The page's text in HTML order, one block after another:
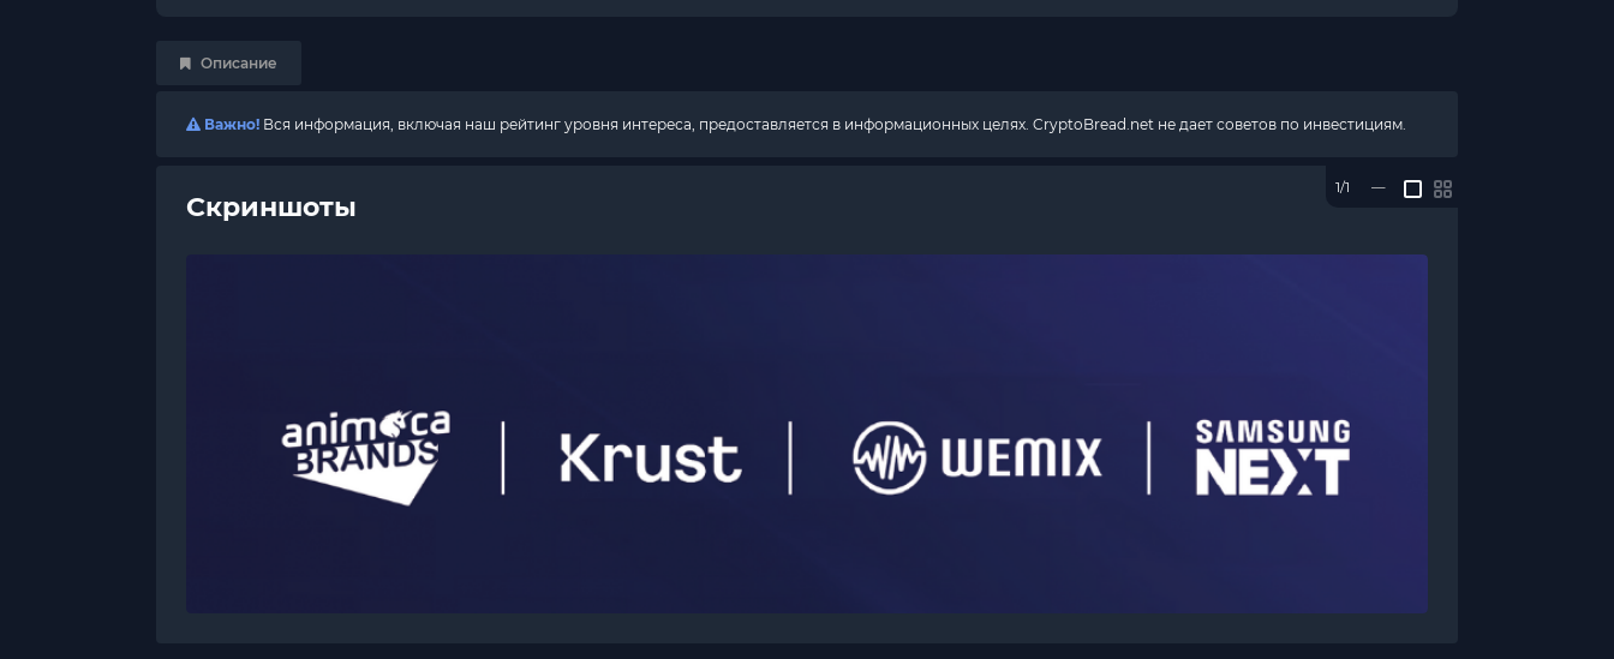
Описание
Важно! Вся информация, включая наш рейтинг уровня интереса, предоставляется в информационных целях. CryptoBread.net не дает советов по инвестициям.
Скриншоты
1/1 —